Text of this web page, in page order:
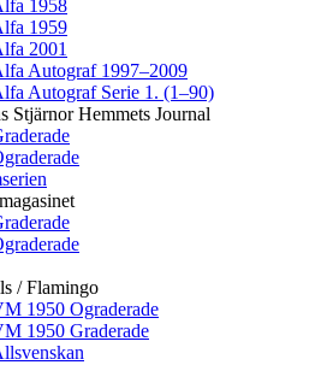
1958
1959
2001
Autograf 1997–2009
Autograf Serie 1. (1–90)
Stjärnor Hemmets Journal
/ Flamingo
1950 Ograderade
1950 Graderade